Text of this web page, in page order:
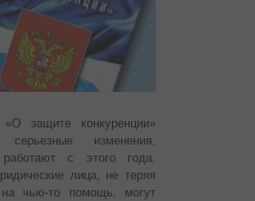
защите конкуренции»
серьезные изменения,
с этого года.
лица, не теряя
чью-то помощь, могут